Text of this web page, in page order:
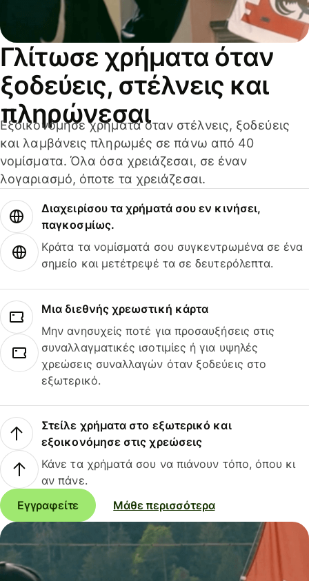
Γλίτωσε χρήματα όταν
ξοδεύεις, στέλνεις και
πληρώνεσαι
Εξοικονόμησε χρήματα όταν στέλνεις, ξοδεύεις
και λαμβάνεις πληρωμές σε πάνω από 40
νομίσματα. Όλα όσα χρειάζεσαι, σε έναν
λογαριασμό, όποτε τα χρειάζεσαι.
Διαχειρίσου τα χρήματά σου εν κινήσει,
παγκοσμίως.
Κράτα τα νομίσματά σου συγκεντρωμένα σε ένα
σημείο και μετέτρεψέ τα σε δευτερόλεπτα.
Μια διεθνής χρεωστική κάρτα
Μην ανησυχείς ποτέ για προσαυξήσεις στις
συναλλαγματικές ισοτιμίες ή για υψηλές
χρεώσεις συναλλαγών όταν ξοδεύεις στο
εξωτερικό.
Στείλε χρήματα στο εξωτερικό και
εξοικονόμησε στις χρεώσεις
Κάνε τα χρήματά σου να πιάνουν τόπο, όπου κι
αν πάνε.
Εγγραφείτε
Μάθε περισσότερα